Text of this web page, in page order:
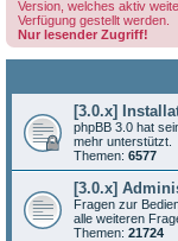
Version, welches aktiv
Verfügung gestellt werden.
Nur lesender Zugriff!
[3.0.x]
phpBB 3.0 hat
mehr unterstützt.
Themen: 6577
[3.0.x]
Fragen zur
alle weiteren
Themen: 21724